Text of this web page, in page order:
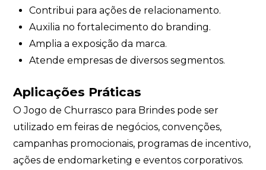
Contribui para ações de relacionamento.
Auxilia no fortalecimento do branding.
Amplia a exposição da marca.
Atende empresas de diversos segmentos.
Aplicações Práticas
O Jogo de Churrasco para Brindes pode ser
utilizado em feiras de negócios, convenções,
campanhas promocionais, programas de incentivo,
ações de endomarketing e eventos corporativos.